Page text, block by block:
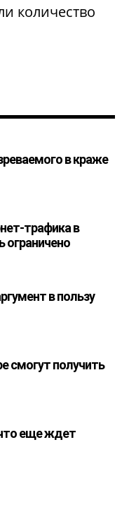
количество
в краже
трафика в
ограничено
в пользу
смогут получить
еще ждет